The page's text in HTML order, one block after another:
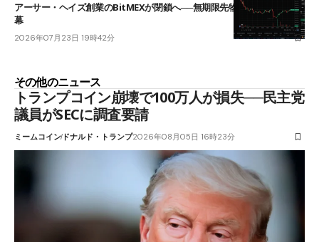
アーサー・ヘイズ創業のBitMEXが閉鎖へ──無期限先物を生んだ11年に
幕
2026年07月23日 19時42分
その他のニュース
トランプコイン崩壊で100万人が損失──民主党
議員がSECに調査要請
ミームコインドナルド・トランプ2026年08月05日 16時23分